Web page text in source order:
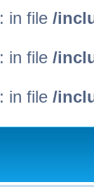
: in file /
: in file /
: in file /